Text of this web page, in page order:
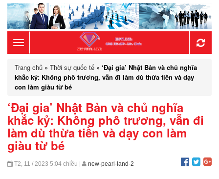
navigation
Trang chủ » Thời sự quốc tế » ‘Đại gia’ Nhật Bản và chủ nghĩa
khắc kỷ: Không phô trương, vẫn đi làm dù thừa tiền và dạy
con làm giàu từ bé
‘Đại gia’ Nhật Bản và chủ nghĩa
khắc kỷ: Không phô trương, vẫn đi
làm dù thừa tiền và dạy con làm
giàu từ bé
T2, 11 / 2023 5:04 chiều new-pearl-land-2